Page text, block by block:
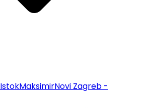
IstokMaksimirNovi Zagreb -